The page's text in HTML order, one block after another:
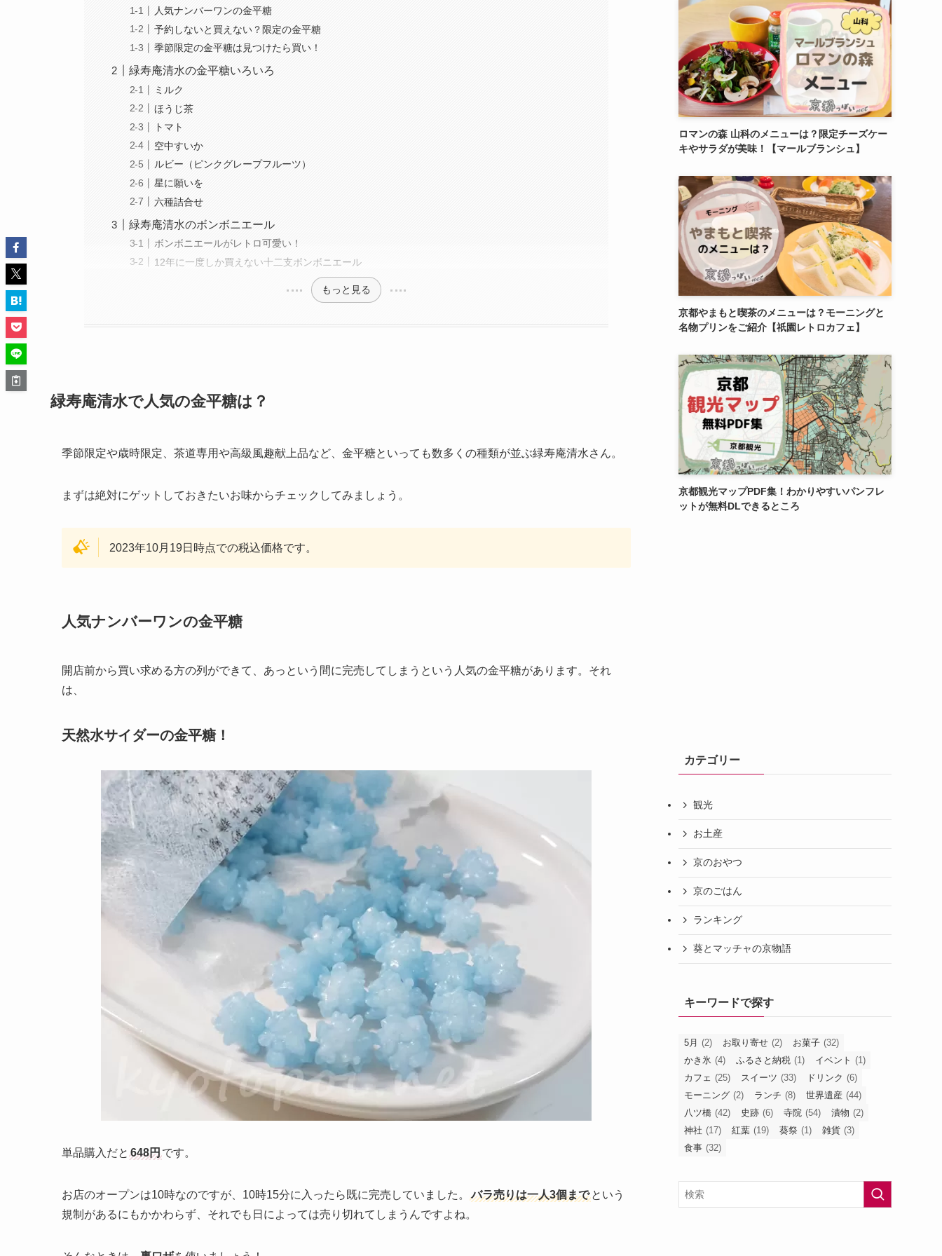
人気ナンバーワンの金平糖
予約しないと買えない？限定の金平糖
季節限定の金平糖は見つけたら買い！
緑寿庵清水の金平糖いろいろ
ミルク
ほうじ茶
トマト
空中すいか
ルビー（ピンクグレープフルーツ）
星に願いを
六種詰合せ
緑寿庵清水のボンボニエール
ボンボニエールがレトロ可愛い！
12年に一度しか買えない十二支ボンボニエール
もっと見る
緑寿庵清水で人気の金平糖は？
季節限定や歳時限定、茶道専用や高級風趣献上品など、金平糖といっても数多くの種類が並ぶ緑寿庵清水さん。
まずは絶対にゲットしておきたいお味からチェックしてみましょう。
2023年10月19日時点での税込価格です。
人気ナンバーワンの金平糖
開店前から買い求める方の列ができて、あっという間に完売してしまうという人気の金平糖があります。それ
は、
天然水サイダーの金平糖！
単品購入だと 648円です。
お店のオープンは10時なのですが、10時15分に入ったら既に完売していました。 バラ売りは一人3個まで という
規制があるにもかかわらず、それでも日によっては売り切れてしまうんですよね。
ロマンの森 山科のメニューは？限定チーズケー
キやサラダが美味！【マールブランシュ】
京都やまもと喫茶のメニューは？モーニングと
名物プリンをご紹介【祇園レトロカフェ】
京都観光マップPDF集！わかりやすいパンフレ
ットが無料DLできるところ
カテゴリー
観光
お土産
京のおやつ
京のごはん
ランキング
葵とマッチャの京物語
キーワードで探す
5月 (2) お取り寄せ (2) お菓子 (32)
かき氷 (4) ふるさと納税 (1) イベント (1)
カフェ (25) スイーツ (33) ドリンク (6)
モーニング (2) ランチ (8) 世界遺産 (44)
八ツ橋 (42) 史跡 (6) 寺院 (54) 漬物 (2)
神社 (17) 紅葉 (19) 葵祭 (1) 雑貨 (3)
食事 (32)